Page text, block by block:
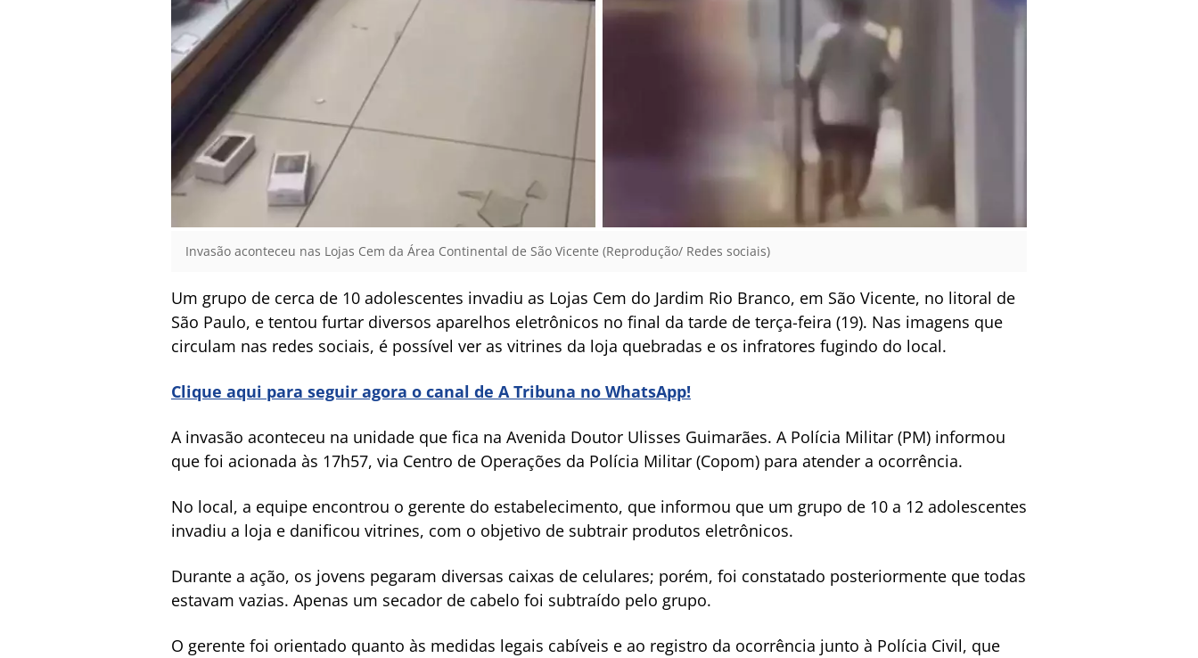
Invasão aconteceu nas Lojas Cem da Área Continental de São Vicente (Reprodução/ Redes sociais)
Um grupo de cerca de 10 adolescentes invadiu as Lojas Cem do Jardim Rio Branco, em São Vicente, no litoral de
São Paulo, e tentou furtar diversos aparelhos eletrônicos no final da tarde de terça-feira (19). Nas imagens que
circulam nas redes sociais, é possível ver as vitrines da loja quebradas e os infratores fugindo do local.
Clique aqui para seguir agora o canal de A Tribuna no WhatsApp!
A invasão aconteceu na unidade que fica na Avenida Doutor Ulisses Guimarães. A Polícia Militar (PM) informou
que foi acionada às 17h57, via Centro de Operações da Polícia Militar (Copom) para atender a ocorrência.
No local, a equipe encontrou o gerente do estabelecimento, que informou que um grupo de 10 a 12 adolescentes
invadiu a loja e danificou vitrines, com o objetivo de subtrair produtos eletrônicos.
Durante a ação, os jovens pegaram diversas caixas de celulares; porém, foi constatado posteriormente que todas
estavam vazias. Apenas um secador de cabelo foi subtraído pelo grupo.
O gerente foi orientado quanto às medidas legais cabíveis e ao registro da ocorrência junto à Polícia Civil, que